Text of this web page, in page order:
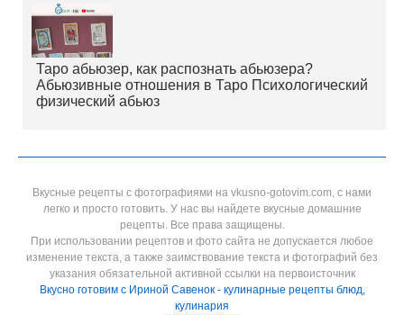
Таро абьюзер, как распознать абьюзера?
Абьюзивные отношения в Таро Психологический
физический абьюз
Вкусные рецепты с фотографиями на vkusno-gotovim.com, с нами
легко и просто готовить. У нас вы найдете вкусные домашние
рецепты. Все права защищены.
При использовании рецептов и фото сайта не допускается любое
изменение текста, а также заимствование текста и фотографий без
указания обязательной активной ссылки на первоисточник
Вкусно готовим с Ириной Савенок - кулинарные рецепты блюд,
кулинария